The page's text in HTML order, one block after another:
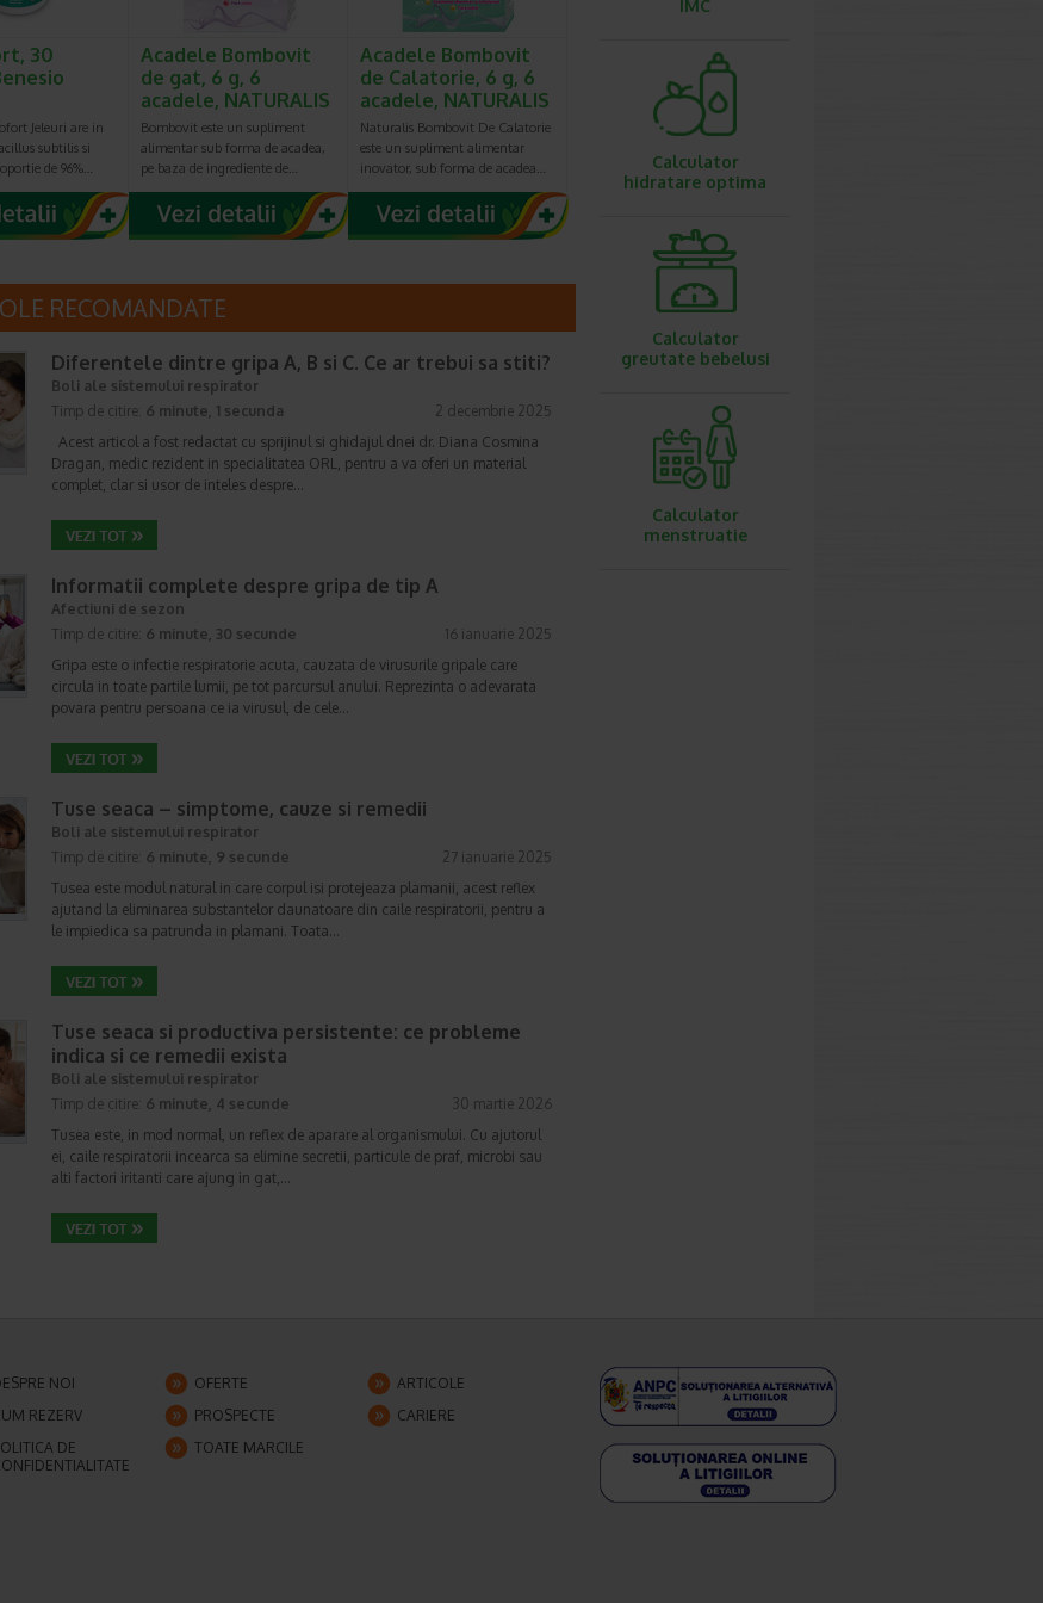
30
Jeleuri are in
subtilis si
de 96%…
Acadele Bombovit
de gat, 6 g, 6
acadele, NATURALIS
Bombovit este un supliment
alimentar sub forma de acadea,
pe baza de ingrediente de…
Acadele Bombovit
de Calatorie, 6 g, 6
acadele, NATURALIS
Naturalis Bombovit De Calatorie
este un supliment alimentar
inovator, sub forma de acadea…
RECOMANDATE
Diferentele dintre gripa A, B si C. Ce ar trebui sa stiti?
Boli ale sistemului respirator
Timp de citire: 6 minute, 1 secunda
2 decembrie 2025
Acest articol a fost redactat cu sprijinul si ghidajul dnei dr. Diana Cosmina
Dragan, medic rezident in specialitatea ORL, pentru a va oferi un material
complet, clar si usor de inteles despre…
Informatii complete despre gripa de tip A
Afectiuni de sezon
Timp de citire: 6 minute, 30 secunde
16 ianuarie 2025
Gripa este o infectie respiratorie acuta, cauzata de virusurile gripale care
circula in toate partile lumii, pe tot parcursul anului. Reprezinta o adevarata
povara pentru persoana ce ia virusul, de cele…
Tuse seaca – simptome, cauze si remedii
Boli ale sistemului respirator
Timp de citire: 6 minute, 9 secunde
27 ianuarie 2025
Tusea este modul natural in care corpul isi protejeaza plamanii, acest reflex
ajutand la eliminarea substantelor daunatoare din caile respiratorii, pentru a
le impiedica sa patrunda in plamani. Toata…
Tuse seaca si productiva persistente: ce probleme
indica si ce remedii exista
Boli ale sistemului respirator
Timp de citire: 6 minute, 4 secunde
30 martie 2026
Tusea este, in mod normal, un reflex de aparare al organismului. Cu ajutorul
ei, caile respiratorii incearca sa elimine secretii, particule de praf, microbi sau
alti factori iritanti care ajung in gat,…
IMC
Calculator
hidratare optima
Calculator
greutate bebelusi
Calculator
menstruatie
NOI OFERTE
ARTICOLE
REZERV
PROSPECTE
CARIERE
DE
TOATE MARCILE